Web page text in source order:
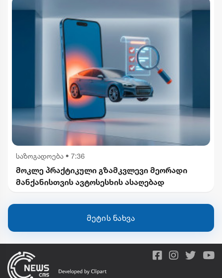
საზოგადოება • 7:36
მოკლე პრაქტიკული გზამკვლევი მეორადი
მანქანისთვის ავტოსესხის ასაღებად
მეტის ნახვა